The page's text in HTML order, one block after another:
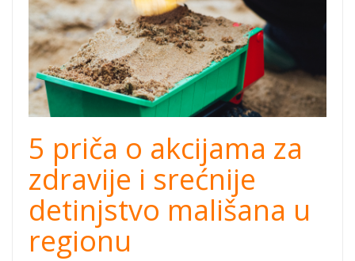
5 priča o akcijama za
zdravije i srećnije
detinjstvo mališana u
regionu